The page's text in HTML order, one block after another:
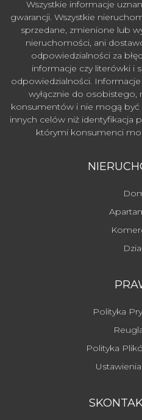
Wszystkie informacje
gwarancji. Wszystkie
sprzedane, zmienione lub
nieruchomości, ani
odpowiedzialności za
informacje czy literówki i
odpowiedzialności.
wyłącznie do
konsumentów i nie mogą być
innych celów niż identyfikacja
którymi konsumenci
Polityka
Polityka